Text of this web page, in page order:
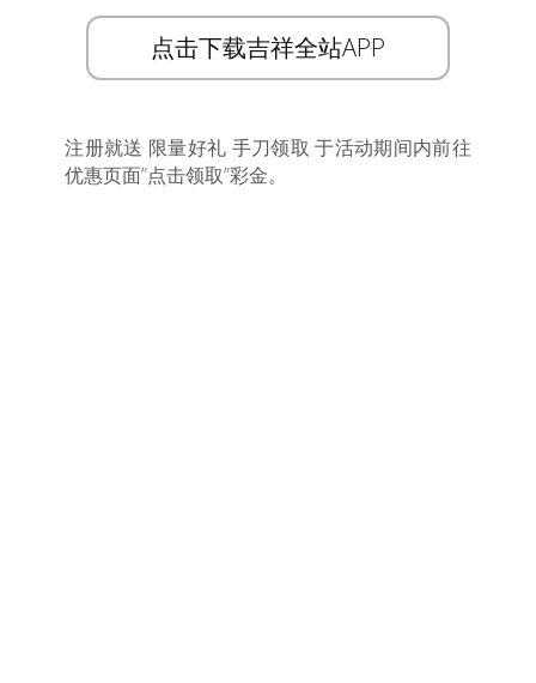
点击下载吉祥全站APP
注册就送 限量好礼 手刀领取 于活动期间内前往
优惠页面”点击领取”彩金。